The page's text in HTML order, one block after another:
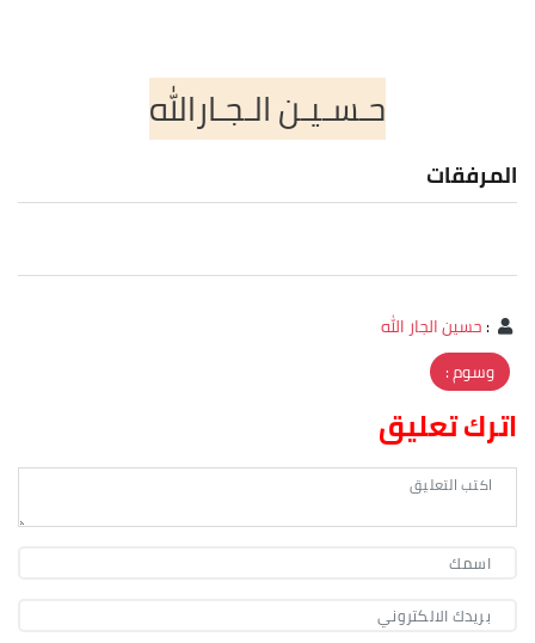
حـسـيـن الـجـارالله
المرفقات
:حسين الجار الله
وسوم :
اترك تعليق